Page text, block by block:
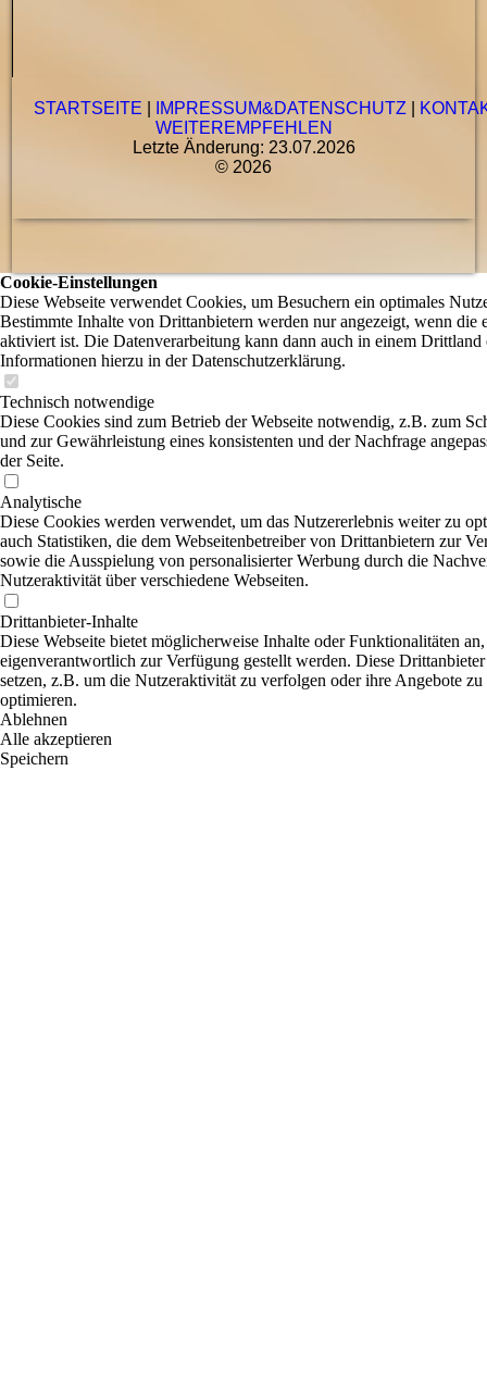
STARTSEITE IMPRESSUM&DATENSCHUTZ
WEITEREMPFEHLEN
Letzte Änderung: 23.07.2026
© 2026
Cookie-Einstellungen
Diese Webseite verwendet Cookies, um Besuchern ein optimales
Bestimmte Inhalte von Drittanbietern werden nur angezeigt, wenn die
aktiviert ist. Die Datenverarbeitung kann dann auch in einem Drittland
Informationen hierzu in der Datenschutzerklärung.
Technisch notwendige
Diese Cookies sind zum Betrieb der Webseite notwendig, z.B. zum
und zur Gewährleistung eines konsistenten und der Nachfrage
der Seite.
Analytische
Diese Cookies werden verwendet, um das Nutzererlebnis weiter zu
auch Statistiken, die dem Webseitenbetreiber von Drittanbietern zur
sowie die Ausspielung von personalisierter Werbung durch die
Nutzeraktivität über verschiedene Webseiten.
Drittanbieter-Inhalte
Diese Webseite bietet möglicherweise Inhalte oder Funktionalitäten
eigenverantwortlich zur Verfügung gestellt werden. Diese
setzen, z.B. um die Nutzeraktivität zu verfolgen oder ihre Angebote zu
optimieren.
Ablehnen
Alle akzeptieren
Speichern